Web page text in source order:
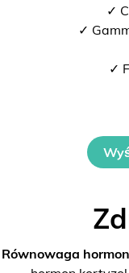
✓
✓
✓
Równowaga